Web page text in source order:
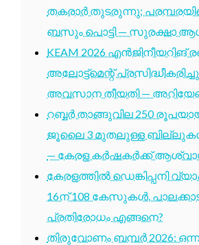
തകരാർ തുടരുന്നു;
ബസും പൊട്ടി — സുരക്ഷാ
KEAM 2026 എൻജിനീയറിങ്
അലോട്ട്മെന്റ്
അവസാന തീയതി —
റബ്ബർ താങ്ങുവില 250
ജൂലൈ 3 മുതലുള്ള
— കേരള കർഷകർക്ക്
കേരളത്തിൽ ഡെങ്കിപ്പനി
16ന് 108 കേസുകൾ,
പ്രതിരോധം എങ്ങനെ?
തിരുവോണം ബമ്പർ 2026: